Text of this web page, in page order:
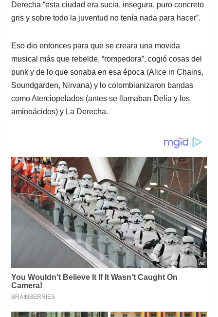
Derecha “esta ciudad era sucia, insegura, puro concreto
gris y sobre todo la juventud no tenía nada para hacer”.
Eso dio entonces para que se creara una movida
musical más que rebelde, “rompedora”, cogió cosas del
punk y de lo que sonaba en esa época (Alice in Chains,
Soundgarden, Nirvana) y lo colombianizaron bandas
como Aterciopelados (antes se llamaban Delia y los
aminoácidos) y La Derecha.